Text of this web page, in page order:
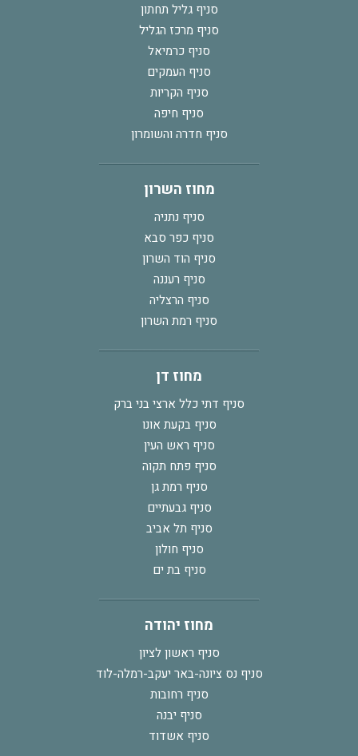
סניף גליל תחתון
סניף מרכז הגליל
סניף כרמיאל
סניף העמקים
סניף הקריות
סניף חיפה
סניף חדרה והשומרון
מחוז השרון
סניף נתניה
סניף כפר סבא
סניף הוד השרון
סניף רעננה
סניף הרצליה
סניף רמת השרון
מחוז דן
סניף דתי כלל ארצי בני ברק
סניף בקעת אונו
סניף ראש העין
סניף פתח תקוה
סניף רמת גן
סניף גבעתיים
סניף תל אביב
סניף חולון
סניף בת ים
מחוז יהודה
סניף ראשון לציון
סניף נס ציונה-באר יעקב-רמלה-לוד
סניף רחובות
סניף יבנה
סניף אשדוד